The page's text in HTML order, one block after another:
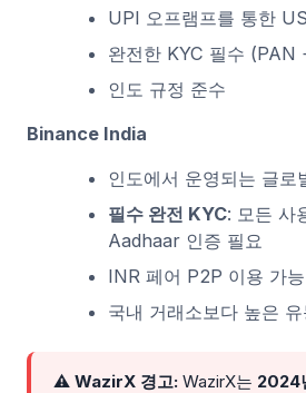
UPI 오프램프를 통한
완전한 KYC 필수 (PAN
인도 규정 준수
Binance India
인도에서 운영되는 글로
필수 완전 KYC: 모든 사
Aadhaar 인증 필요
INR 페어 P2P 이용 가능
국내 거래소보다 높은 유
⚠️ WazirX 경고: WazirX는 2024